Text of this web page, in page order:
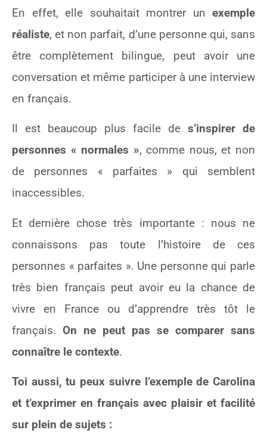
En effet, elle souhaitait montrer un exemple
réaliste, et non parfait, d’une personne qui, sans
être complètement bilingue, peut avoir une
conversation et même participer à une interview
en français.
Il est beaucoup plus facile de s’inspirer de
personnes « normales », comme nous, et non
de personnes « parfaites » qui semblent
inaccessibles.
Et dernière chose très importante : nous ne
connaissons pas toute l’histoire de ces
personnes « parfaites ». Une personne qui parle
très bien français peut avoir eu la chance de
vivre en France ou d’apprendre très tôt le
français. On ne peut pas se comparer sans
connaître le contexte.
Toi aussi, tu peux suivre l’exemple de Carolina
et t’exprimer en français avec plaisir et facilité
sur plein de sujets :